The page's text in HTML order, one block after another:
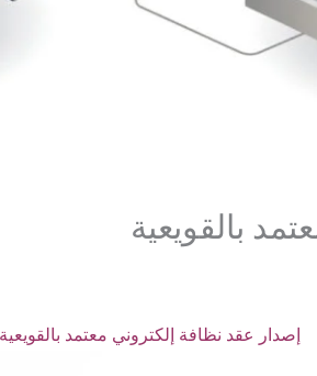
بالقويعية
إصدار عقد نظافة إلكتروني معتمد بالقويعية